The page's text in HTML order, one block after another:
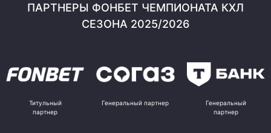
ПАРТНЕРЫ ФОНБЕТ ЧЕМПИОНАТА КХЛ
СЕЗОНА 2025/2026
Титульный
партнер
Генеральный партнер
Генеральный
партнер